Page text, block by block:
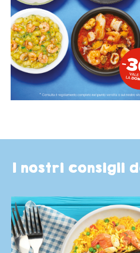
I nostri consigli